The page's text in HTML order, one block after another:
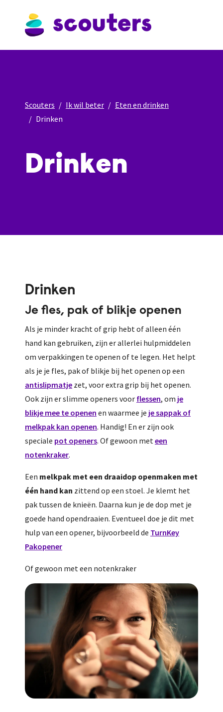
Scouters Ik wil beter
Eten en drinken
Drinken
Drinken
Drinken
Je fles, pak of blikje openen
Als je minder kracht of grip hebt of alleen één
hand kan gebruiken, zijn er allerlei hulpmiddelen
om verpakkingen te openen of te legen. Het helpt
als je je fles, pak of blikje bij het openen op een
antislipmatje zet, voor extra grip bij het openen.
Ook zijn er slimme openers voor flessen, om je
blikje mee te openen en waarmee je je sappak of
melkpak kan openen. Handig! En er zijn ook
speciale pot openers. Of gewoon meteen
notenkraker.
Een melkpak met een draaidop openmaken met
één hand kan zittend op een stoel. Je klemt het
pak tussen de knieën. Daarna kun je de dop met je
goede hand opendraaien. Eventueel doe je dit met
hulp van een opener, bijvoorbeeld de TurnKey
Pakopener
Of gewoon met een notenkraker